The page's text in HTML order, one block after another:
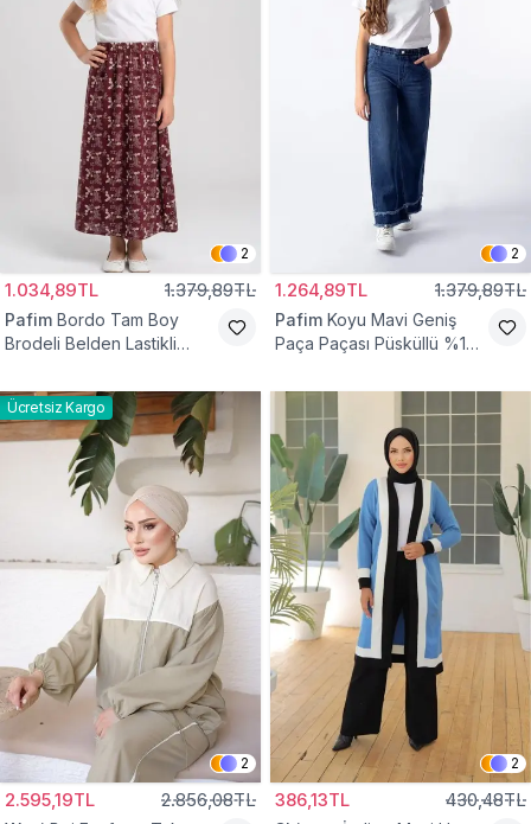
2
1.034,89TL 1.379,89TL
Pafim Bordo Tam Boy
Brodeli Belden Lastikli
2
1.264,89TL 1.379,89TL
Pafim Koyu Mavi Geniş
Paça Paçası Püsküllü %100
Pantolon
Ücretsiz Kargo
2
2.595,19TL 2.856,08TL
2
386,13TL 430,48TL